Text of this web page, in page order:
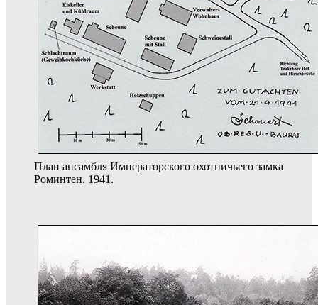
План ансамбля Императорского охотничьего замка
Роминтен. 1941.